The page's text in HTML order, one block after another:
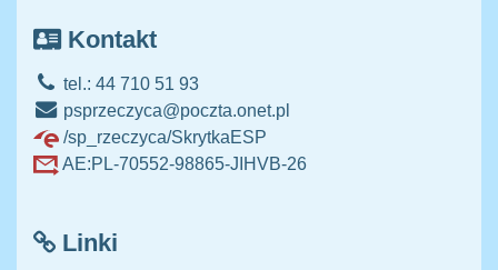
Kontakt
tel.: 44 710 51 93
psprzeczyca@poczta.onet.pl
/sp_rzeczyca/SkrytkaESP
AE:PL-70552-98865-JIHVB-26
Linki